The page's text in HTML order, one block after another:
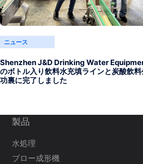
ニュース
Shenzhen J&D Drinking Water
のボトル入り飲料水充填ラインと炭酸飲
功裏に完了しました
製品
水処理
ブロー成形機